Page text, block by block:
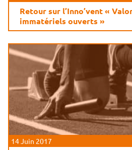
Retour sur l’Inno’vent «
immatériels ouverts »
14 Juin 2017